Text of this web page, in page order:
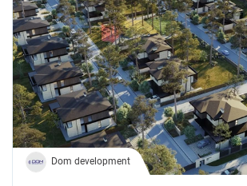
Dom development